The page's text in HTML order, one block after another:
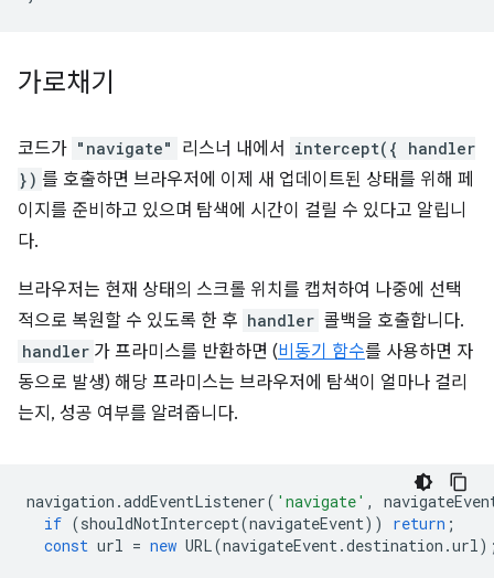
가로채기
코드가 "navigate" 리스너 내에서
intercept({ handler
}) 를 호출하면 브라우저에 이제 새 업데이트된 상태를 위해 페
이지를 준비하고 있으며 탐색에 시간이 걸릴 수 있다고 알립니
다.
브라우저는 현재 상태의 스크롤 위치를 캡처하여 나중에 선택
적으로 복원할 수 있도록 한 후 handler 콜백을 호출합니다.
handler 가 프라미스를 반환하면 (비동기 함수를 사용하면 자
동으로 발생) 해당 프라미스는 브라우저에 탐색이 얼마나 걸리
는지, 성공 여부를 알려줍니다.
navigation .addEventListener( 'navigate' ,
if (shouldNotIntercept(navigateEvent)) return ;
const url = new URL(navigateEvent.destination .url